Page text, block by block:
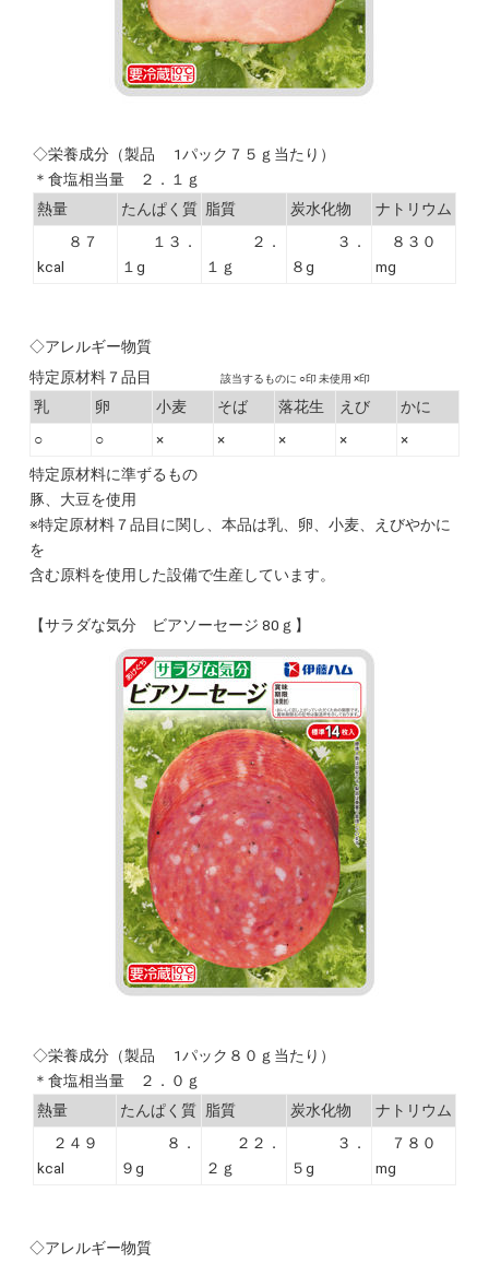
◇栄養成分（製品 1パック７５ｇ当たり）
＊食塩相当量 ２．１ｇ
熱量
たんぱく質 脂質 炭水化物
ナトリウム
８７
kcal
１３．
１g
２．
１ｇ
３．
８g
８３０
mg
◇アレルギー物質
特定原材料７品目
該当するものに ○印 未使用 ×印
乳 卵 小麦 そば 落花生 えび
かに
○
○ × × × ×
×
特定原材料に準ずるもの
豚、大豆を使用
※特定原材料７品目に関し、本品は乳、卵、小麦、えびやかに
を
含む原料を使用した設備で生産しています。
【サラダな気分 ビアソーセージ 80ｇ】
◇栄養成分（製品 1パック８０ｇ当たり）
＊食塩相当量 ２．０ｇ
熱量
たんぱく質 脂質 炭水化物
ナトリウム
２４９
kcal
８．
９g
２２．
２ｇ
３．
５g
７８０
mg
◇アレルギー物質